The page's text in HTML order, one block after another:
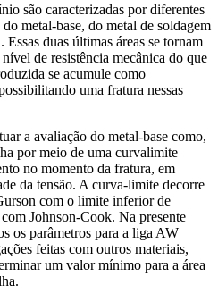
são caracterizadas por diferentes
metal-base, do metal de soldagem
duas últimas áreas se tornam
de resistência mecânica do que
se acumule como
uma fratura nessas
a avaliação do metal-base como,
por meio de uma curvalimite
no momento da fratura, em
da tensão. A curva-limite decorre
com o limite inferior de
Johnson-Cook. Na presente
os parâmetros para a liga AW
feitas com outros materiais,
um valor mínimo para a área